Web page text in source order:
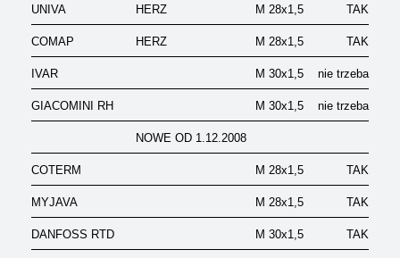
UNIVA HERZ M 28x1,5 TAK
COMAP HERZ M 28x1,5 TAK
IVAR M 30x1,5 nie trzeba
GIACOMINI RH M 30x1,5 nie trzeba
NOWE OD 1.12.2008
COTERM M 28x1,5 TAK
MYJAVA M 28x1,5 TAK
DANFOSS RTD M 30x1,5 TAK